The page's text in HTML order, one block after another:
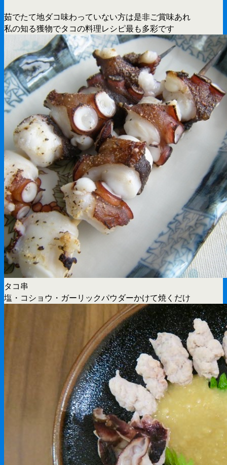
茹でたて地ダコ味わっていない方は是非ご賞味あれ
私の知る獲物でタコの料理レシピ最も多彩です
タコ串
塩・コショウ・ガーリックパウダーかけて焼くだけ